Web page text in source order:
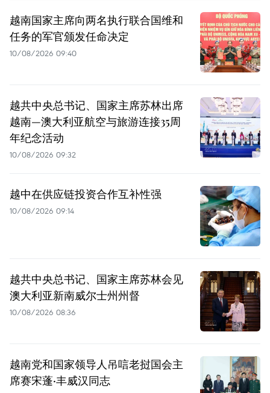
越南国家主席向两名执行联合国维和
任务的军官颁发任命决定
10/08/2026 09:40
越共中央总书记、国家主席苏林出席
越南—澳大利亚航空与旅游连接35周
年纪念活动
10/08/2026 09:32
越中在供应链投资合作互补性强
10/08/2026 09:14
越共中央总书记、国家主席苏林会见
澳大利亚新南威尔士州州督
10/08/2026 08:36
越南党和国家领导人吊唁老挝国会主
席赛宋蓬·丰威汉同志